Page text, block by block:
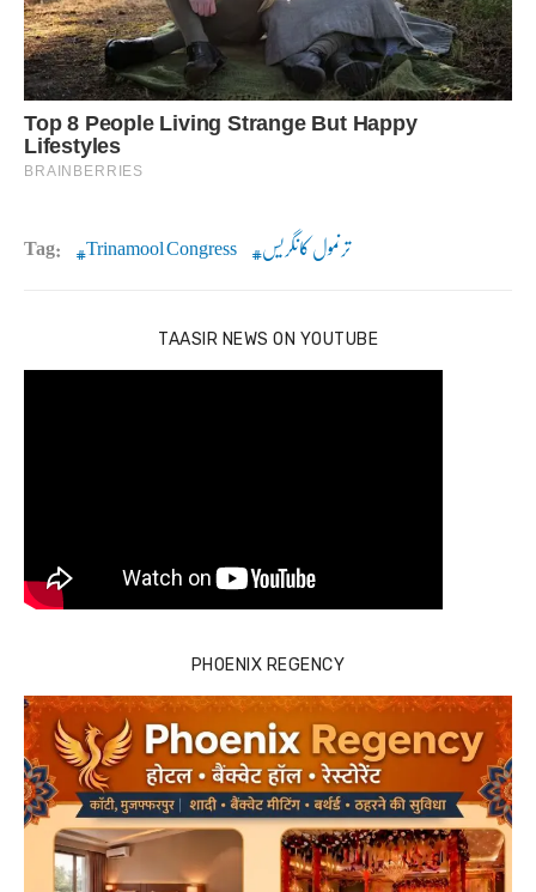
Tag: Trinamool Congress ترنمول کانگریس
TAASIR NEWS ON YOUTUBE
PHOENIX REGENCY